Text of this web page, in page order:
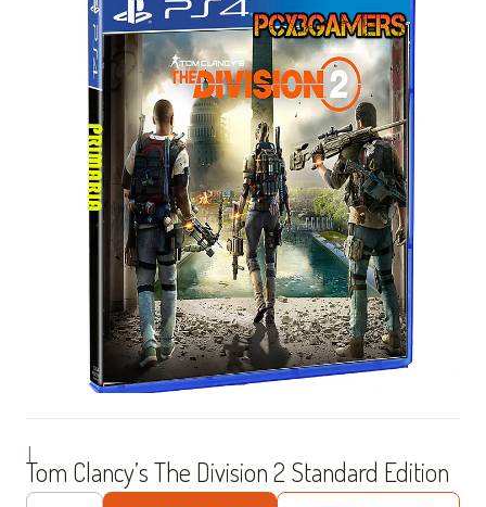
|
Tom Clancy’s The Division 2 Standard Edition